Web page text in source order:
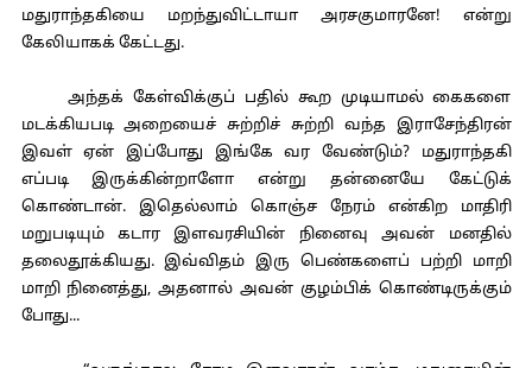
மதுராந்தகியை மறந்துவிட்டாயா அரசகுமாரனே! என்று
கேலியாகக் கேட்டது.
அந்தக் கேள்விக்குப் பதில் கூற முடியாமல் கைகளை
மடக்கியபடி அறையைச் சுற்றிச் சுற்றி வந்த இராசேந்திரன்
இவள் ஏன் இப்போது இங்கே வர வேண்டும்? மதுராந்தகி
எப்படி இருக்கின்றாளோ என்று தன்னையே கேட்டுக்
கொண்டான். இதெல்லாம் கொஞ்ச நேரம் என்கிற மாதிரி
மறுபடியும் கடார இளவரசியின் நினைவு அவன் மனதில்
தலைதூக்கியது. இவ்விதம் இரு பெண்களைப் பற்றி மாறி
மாறி நினைத்து, அதனால் அவன் குழம்பிக் கொண்டிருக்கும்
போது...